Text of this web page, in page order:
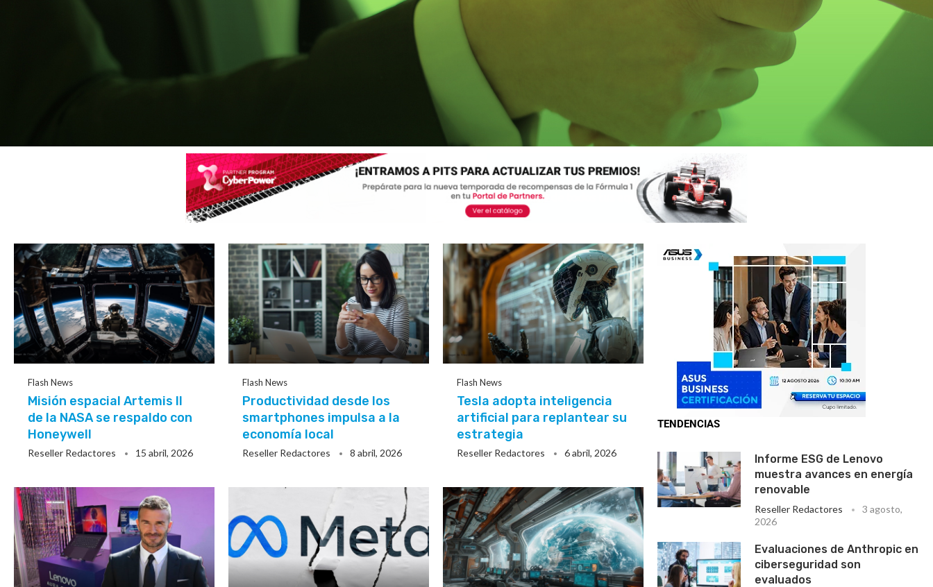
Flash News
Misión espacial Artemis II
de la NASA se respaldo con
Honeywell
Reseller Redactores 15 abril, 2026
Flash News
Productividad desde los
smartphones impulsa a la
economía local
Reseller Redactores 8 abril, 2026
Flash News
Tesla adopta inteligencia
artificial para replantear su
estrategia
Reseller Redactores 6 abril, 2026
TENDENCIAS
Informe ESG de Lenovo
muestra avances en energía
renovable
Reseller Redactores
3 agosto,
2026
Evaluaciones de Anthropic en
ciberseguridad son
evaluados